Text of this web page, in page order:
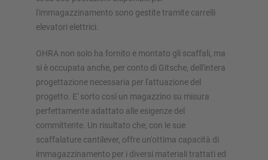
l'immagazzinamento sono gestite tramite carrelli
elevatori elettrici.
OHRA non solo ha fornito e montato gli scaffali, ma
si è occupata anche, per conto di Gitsche, dell'intera
progettazione necessaria per l'attuazione del
progetto. E' sorto così un magazzino su misura
perfettamente adattato alle esigenze del
committente. Un risultato che, con le sue
scaffalature cantilever, offre un'ottima capacità di
immagazzinamento per i diversi materiali trattati ed